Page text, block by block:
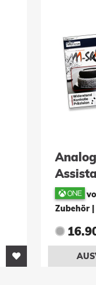
(XBox
Zubehör |